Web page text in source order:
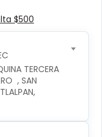
$500
TERCERA
, SAN